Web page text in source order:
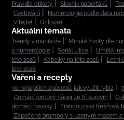
Pravidla etikety Slovník puberťáků
Cestování
Numerologie podle data
Vítejte!
Grilování
Aktuální témata
Trendy v manikúře Minulé životy dle
a numerologie
Seriál Ulice Umělá
léto 2026
Kabelky na léto 2026 Letní
léto 2026
Vaření a recepty
30 nejlepších způsobů, jak využít rybíz
Domácí iontový nápoj ze tří surovin
domácí housky
Francouzská třešňová
Zapečené brambory s uzeným masem